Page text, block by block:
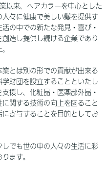
来、ヘアカラーを中心とした
々に健康で美しい髪を提供す
の中での新たな発見・喜び・
造し提供し続ける企業であり
とは別の形での貢献が出来る
財団を設立することといたし
援し、化粧品・医薬部外品・
関する技術の向上を図ること
寄与することを目的としてお
でも世の中の人々の生活に彩
ます。